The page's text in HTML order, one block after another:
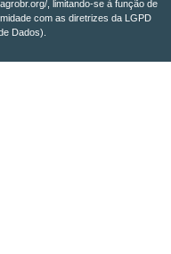
, limitando-se à função de
com as diretrizes da LGPD
Dados).